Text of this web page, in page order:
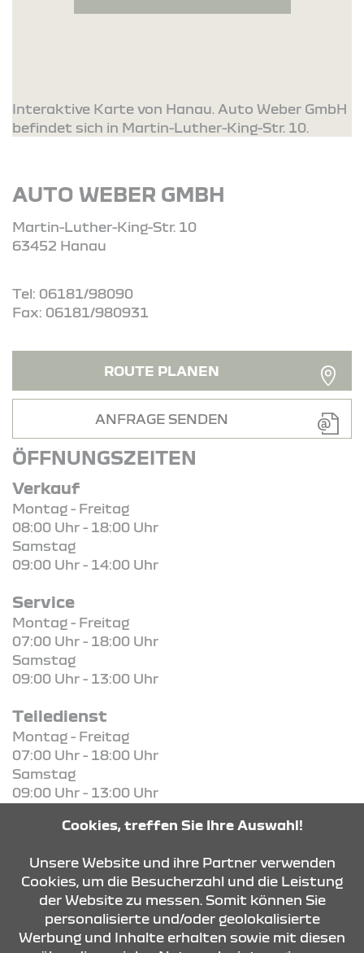
Interaktive Karte von Hanau. Auto Weber GmbH
befindet sich in Martin-Luther-King-Str. 10.
AUTO WEBER GMBH
Martin-Luther-King-Str. 10
63452 Hanau
Tel: 06181/98090
Fax: 06181/980931
ROUTE PLANEN
ANFRAGE SENDEN
ÖFFNUNGSZEITEN
Verkauf
Montag - Freitag
08:00 Uhr - 18:00 Uhr
Samstag
09:00 Uhr - 14:00 Uhr
Service
Montag - Freitag
07:00 Uhr - 18:00 Uhr
Samstag
09:00 Uhr - 13:00 Uhr
Teiledienst
Montag - Freitag
07:00 Uhr - 18:00 Uhr
Samstag
09:00 Uhr - 13:00 Uhr
ÖFFNUNGSZEITEN
Cookies, treffen Sie Ihre Auswahl!
Unsere Website und ihre Partner verwenden
Cookies, um die Besucherzahl und die Leistung
der Website zu messen. Somit können Sie
personalisierte und/oder geolokalisierte
Werbung und Inhalte erhalten sowie mit diesen